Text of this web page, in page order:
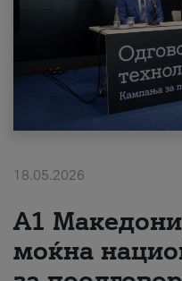
Поддршка
Надополни кредит
#ПодобарОнлајн
18.05.2026
A1
моќна